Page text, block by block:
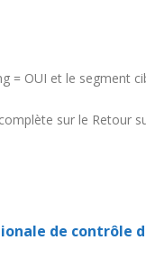
= OUI et le segment
sur le Retour
de contrôle